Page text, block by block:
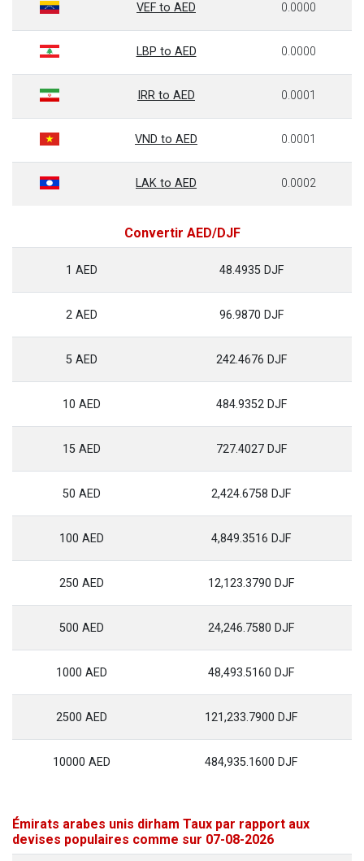
VEF to AED 0.0000
LBP to AED 0.0000
IRR to AED 0.0001
VND to AED 0.0001
LAK to AED 0.0002
Convertir AED/DJF
1 AED 48.4935 DJF
2 AED 96.9870 DJF
5 AED 242.4676 DJF
10 AED 484.9352 DJF
15 AED 727.4027 DJF
50 AED 2,424.6758 DJF
100 AED 4,849.3516 DJF
250 AED 12,123.3790 DJF
500 AED 24,246.7580 DJF
1000 AED 48,493.5160 DJF
2500 AED 121,233.7900 DJF
10000 AED 484,935.1600 DJF
Émirats arabes unis dirham Taux par rapport aux
devises populaires comme sur 07-08-2026